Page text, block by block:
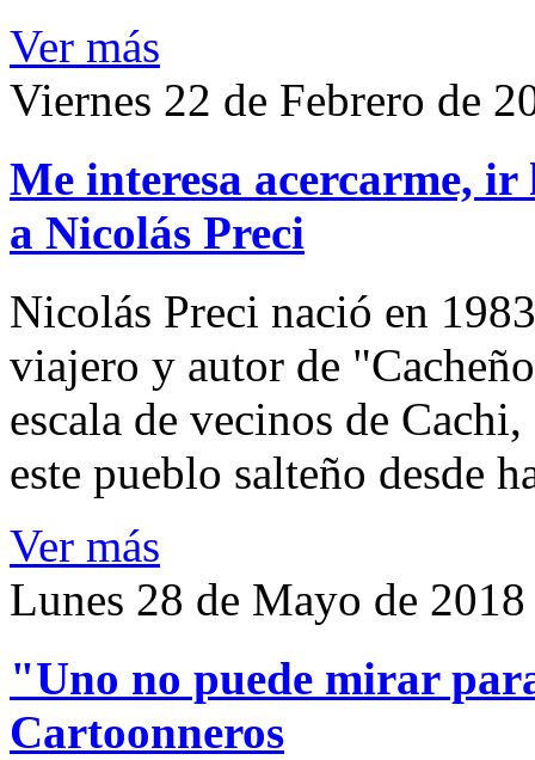
Ver más
Viernes 22 de Febrero de
Me interesa acercarme,
a Nicolás Preci
Nicolás Preci nació en
viajero y autor de
escala de vecinos de
este pueblo salteño desde
Ver más
Lunes 28 de Mayo de 2018
"Uno no puede mirar
Cartoonneros